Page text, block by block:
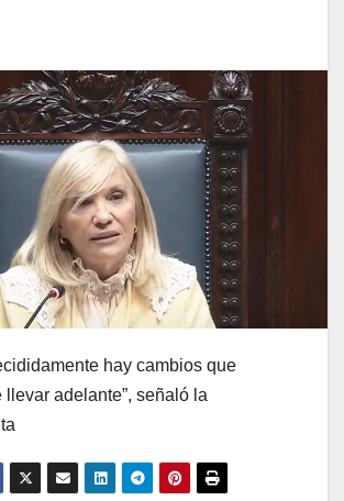
hay cambios que
llevar adelante”, señaló la